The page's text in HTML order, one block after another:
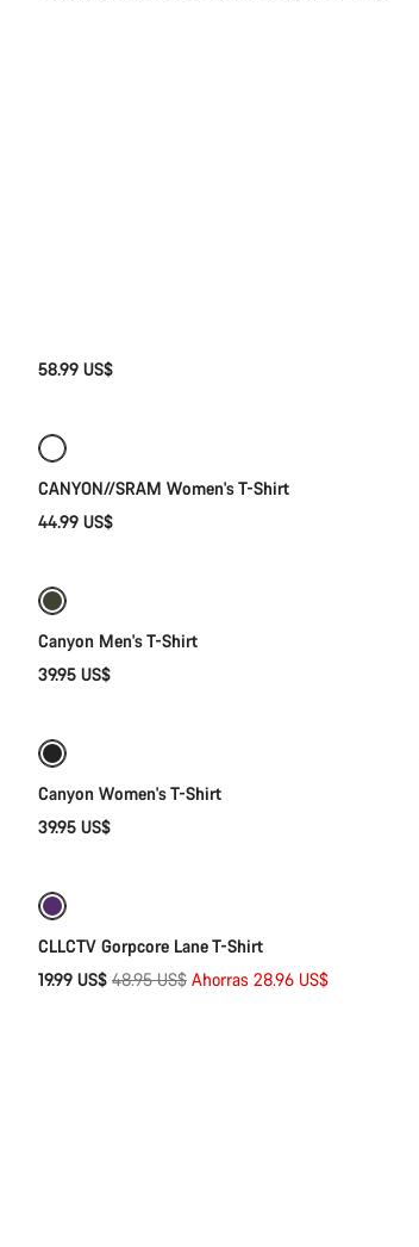
58.99 US$
CANYON//SRAM Women's T-Shirt
44.99 US$
Canyon Men's T-Shirt
39.95 US$
Canyon Women's T-Shirt
39.95 US$
CLLCTV Gorpcore Lane T-Shirt
19.99 US$ Precio
48.95 US$ Ahorras 28.96 US$